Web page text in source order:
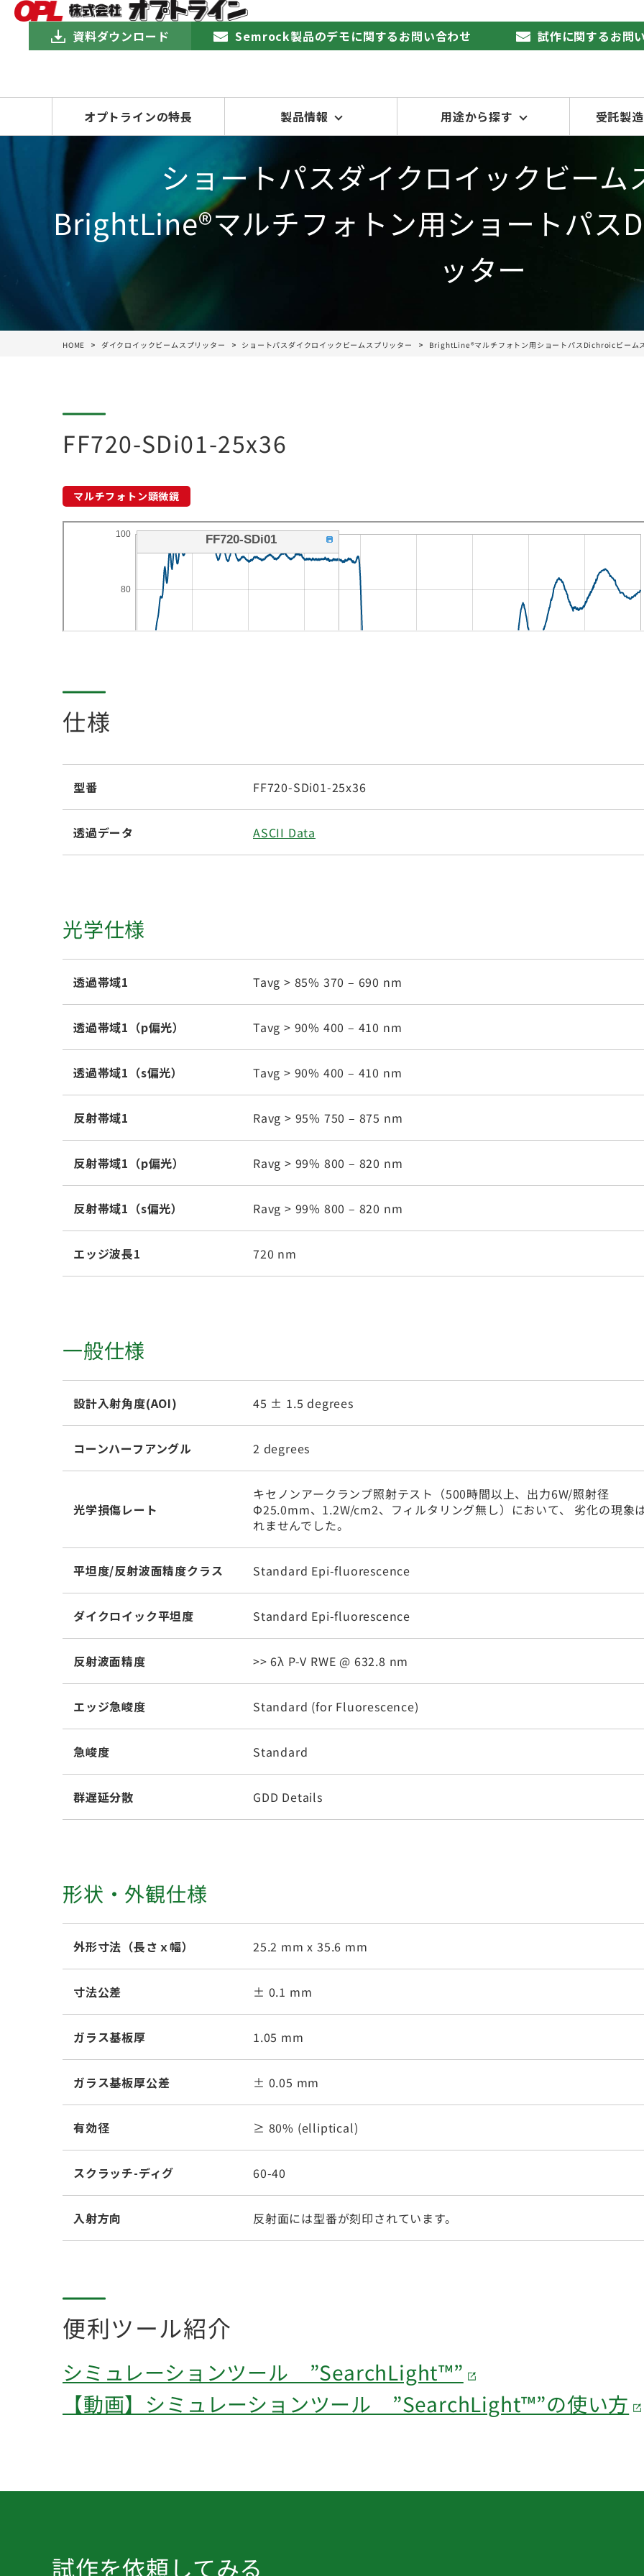
資料ダウンロード Semrock製品のデモに関するお問い合わせ 試作に関するお問
オプトラインの特長 製品情報 用途から探す 受託製
ショートパスダイクロイックビーム
BrightLine®マルチフォトン用ショートパス
ッター
HOME ダイクロイックビームスプリッター ショートパスダイクロイックビームスプリッター BrightLine®マルチフォトン用ショートパスDichroicビーム
FF720-SDi01-25x36
マルチフォトン顕微鏡
仕様
型番 FF720-SDi01-25x36
透過データ ASCII Data
光学仕様
透過帯域1 Tavg > 85% 370 – 690 nm
透過帯域1（p偏光） Tavg > 90% 400 – 410 nm
透過帯域1（s偏光） Tavg > 90% 400 – 410 nm
反射帯域1 Ravg > 95% 750 – 875 nm
反射帯域1（p偏光） Ravg > 99% 800 – 820 nm
反射帯域1（s偏光） Ravg > 99% 800 – 820 nm
エッジ波長1 720 nm
一般仕様
設計入射角度(AOI) 45 ± 1.5 degrees
コーンハーフアングル 2 degrees
光学損傷レート
キセノンアークランプ照射テスト（500時間以上、出力6W/照射径
Φ25.0mm、1.2W/cm2、フィルタリング無し）において、 劣化の現象
れませんでした。
平坦度/反射波面精度クラス Standard Epi-fluorescence
ダイクロイック平坦度 Standard Epi-fluorescence
反射波面精度 >> 6λ P-V RWE @ 632.8 nm
エッジ急峻度 Standard (for Fluorescence)
急峻度 Standard
群遅延分散 GDD Details
形状・外観仕様
外形寸法（長さｘ幅） 25.2 mm x 35.6 mm
寸法公差 ± 0.1 mm
ガラス基板厚 1.05 mm
ガラス基板厚公差 ± 0.05 mm
有効径 ≥ 80% (elliptical)
スクラッチ-ディグ 60-40
入射方向 反射面には型番が刻印されています。
便利ツール紹介
シミュレーションツール ”SearchLight™”
【動画】シミュレーションツール ”SearchLight™”の使い方
試作を依頼してみる